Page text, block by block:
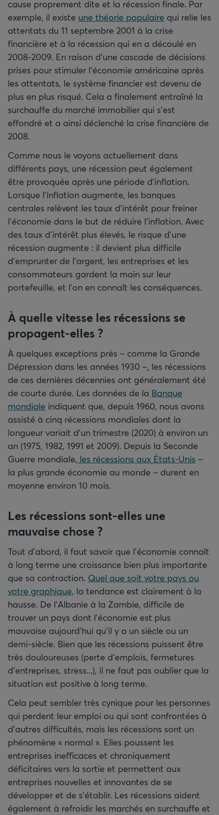
cause proprement dite et la récession finale. Par
exemple, il existe une théorie populaire qui relie les
attentats du 11 septembre 2001 à la crise
financière et à la récession qui en a découlé en
2008-2009. En raison d’une cascade de décisions
prises pour stimuler l’économie américaine après
les attentats, le système financier est devenu de
plus en plus risqué. Cela a finalement entraîné la
surchauffe du marché immobilier qui s’est
effondré et a ainsi déclenché la crise financière de
2008.
Comme nous le voyons actuellement dans
différents pays, une récession peut également
être provoquée après une période d’inflation.
Lorsque l’inflation augmente, les banques
centrales relèvent les taux d’intérêt pour freiner
l’économie dans le but de réduire l’inflation. Avec
des taux d’intérêt plus élevés, le risque d’une
récession augmente : il devient plus difficile
d’emprunter de l’argent, les entreprises et les
consommateurs gardent la main sur leur
portefeuille, et l’on en connaît les conséquences.
À quelle vitesse les récessions se
propagent-elles ?
À quelques exceptions près – comme la Grande
Dépression dans les années 1930 –, les récessions
de ces dernières décennies ont généralement été
de courte durée. Les données de la Banque
mondiale indiquent que, depuis 1960, nous avons
assisté à cinq récessions mondiales dont la
longueur variait d’un trimestre (2020) à environ un
an (1975, 1982, 1991 et 2009). Depuis la Seconde
Guerre mondiale, les récessions aux États-Unis –
la plus grande économie au monde – durent en
moyenne environ 10 mois.
Les récessions sont-elles une
mauvaise chose?
Tout d’abord, il faut savoir que l’économie connaît
à long terme une croissance bien plus importante
que sa contraction. Quel que soit votre pays ou
votre graphique, la tendance est clairement à la
hausse. De l’Albanie à la Zambie, difficile de
trouver un pays dont l’économie est plus
mauvaise aujourd’hui qu’il y a un siècle ou un
demi-siècle. Bien que les récessions puissent être
très douloureuses (perte d’emplois, fermetures
d’entreprises, stress...), il ne faut pas oublier que la
situation est positive à long terme.
Cela peut sembler très cynique pour les personnes
qui perdent leur emploi ou qui sont confrontées à
d’autres difficultés, mais les récessions sont un
phénomène « normal ». Elles poussent les
entreprises inefficaces et chroniquement
déficitaires vers la sortie et permettent aux
entreprises nouvelles et innovantes de se
développer et de s’établir. Les récessions aident
également à refroidir les marchés en surchauffe et